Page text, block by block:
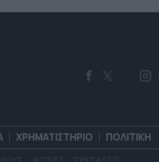
ΧΡΗΜΑΤΙΣΤΗΡΙΟ ΠΟΛΙΤΙΚΗ